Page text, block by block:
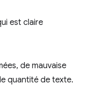
de mauvaise
quantité de texte.